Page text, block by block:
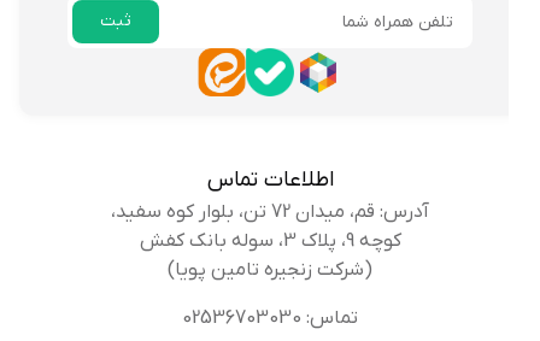
اطلاعات تماس
آدرس: قم، میدان 72 تن، بلوار کوه سفید،
کوچه 9، پلاک 3، سوله بانک کفش
(شرکت زنجیره تامین پویا)
تماس: 02536703030